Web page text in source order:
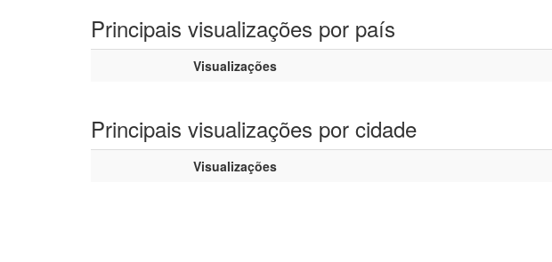
Principais visualizações por país
Visualizações
Principais visualizações por cidade
Visualizações